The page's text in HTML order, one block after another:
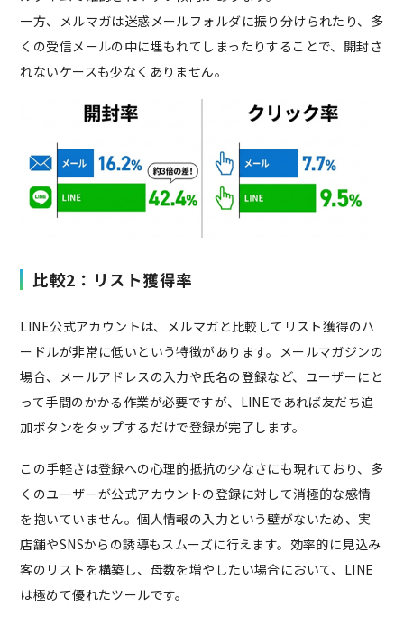
一方、メルマガは迷惑メールフォルダに振り分けられたり、多
くの受信メールの中に埋もれてしまったりすることで、開封さ
れないケースも少なくありません。
比較2：リスト獲得率
LINE公式アカウントは、メルマガと比較してリスト獲得のハ
ードルが非常に低いという特徴があります。メールマガジンの
場合、メールアドレスの入力や氏名の登録など、ユーザーにと
って手間のかかる作業が必要ですが、LINEであれば友だち追
加ボタンをタップするだけで登録が完了します。
この手軽さは登録への心理的抵抗の少なさにも現れており、多
くのユーザーが公式アカウントの登録に対して消極的な感情
を抱いていません。個人情報の入力という壁がないため、実
店舗やSNSからの誘導もスムーズに行えます。効率的に見込み
客のリストを構築し、母数を増やしたい場合において、LINE
は極めて優れたツールです。